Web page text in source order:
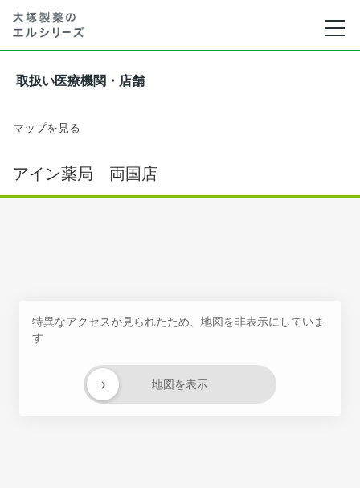
取扱い医療機関・店舗
マップを見る
アイン薬局 両国店
特異なアクセスが見られたため、地図を非表示にしていま
す
地図を表示
›